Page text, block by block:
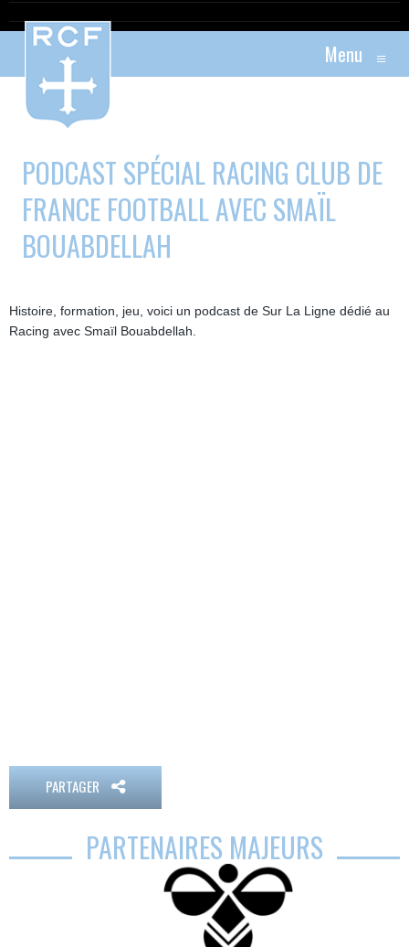
Menu ≡
PODCAST SPÉCIAL RACING CLUB DE
FRANCE FOOTBALL AVEC SMAÏL
BOUABDELLAH
Histoire, formation, jeu, voici un podcast de Sur La Ligne dédié au
Racing avec Smaïl Bouabdellah.
PARTAGER
PARTENAIRES MAJEURS